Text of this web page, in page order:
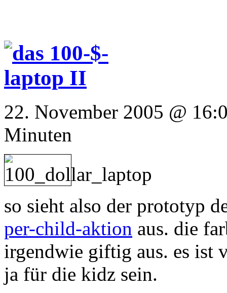
22. November 2005 @
Minuten
so sieht also der prototyp
per-child-aktion aus. die
irgendwie giftig aus. es ist
ja für die kidz sein.